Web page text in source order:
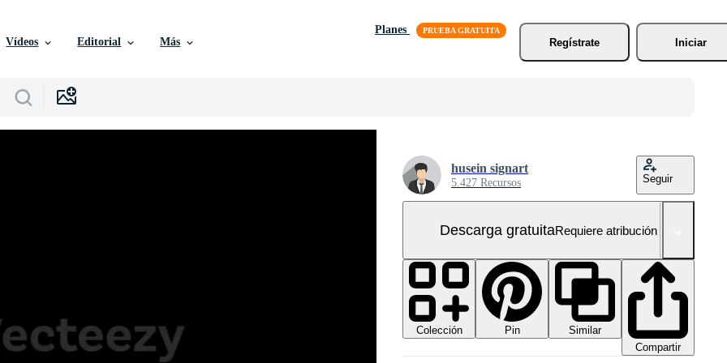
Vídeos Editorial Más
Planes
Regístrate
Iniciar
husein signart
5.427 Recursos Seguir
Descarga gratuitaRequiere atribución
Colección Pin
Similar
Compartir